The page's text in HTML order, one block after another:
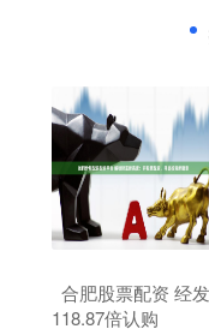
合肥股票配资 经
118.87倍认购